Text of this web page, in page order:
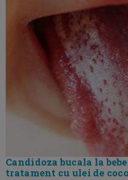
Candidoza bucala la
tratament cu ulei de